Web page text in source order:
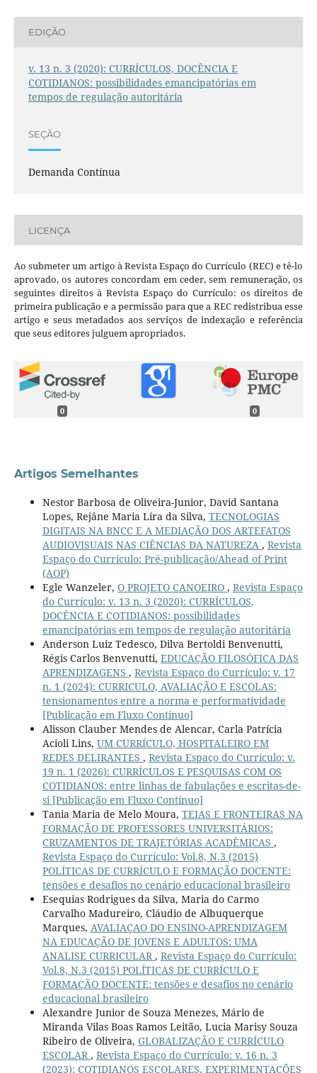
EDIÇÃO
v. 13 n. 3 (2020): CURRÍCULOS, DOCÊNCIA E
COTIDIANOS: possibilidades emancipatórias em
tempos de regulação autoritária
SEÇÃO
Demanda Contínua
LICENÇA
Ao submeter um artigo à Revista Espaço do Currículo (REC) e tê-lo
aprovado, os autores concordam em ceder, sem remuneração, os
seguintes direitos à Revista Espaço do Currículo: os direitos de
primeira publicação e a permissão para que a REC redistribua esse
artigo e seus metadados aos serviços de indexação e referência
que seus editores julguem apropriados.
0 0
Artigos Semelhantes
Nestor Barbosa de Oliveira-Junior, David Santana
Lopes, Rejâne Maria Lira da Silva, TECNOLOGIAS
DIGITAIS NA BNCC E A MEDIAÇÃO DOS ARTEFATOS
AUDIOVISUAIS NAS CIÊNCIAS DA NATUREZA , Revista
Espaço do Currículo: Pré-publicação/Ahead of Print
(AOP)
Egle Wanzeler, O PROJETO CANOEIRO , Revista Espaço
do Currículo: v. 13 n. 3 (2020): CURRÍCULOS,
DOCÊNCIA E COTIDIANOS: possibilidades
emancipatórias em tempos de regulação autoritária
Anderson Luiz Tedesco, Dilva Bertoldi Benvenutti,
Régis Carlos Benvenutti, EDUCAÇÃO FILOSÓFICA DAS
APRENDIZAGENS , Revista Espaço do Currículo: v. 17
n. 1 (2024): CURRICULO, AVALIAÇÃO E ESCOLAS:
tensionamentos entre a norma e performatividade
[Publicação em Fluxo Contínuo]
Alisson Clauber Mendes de Alencar, Carla Patrícia
Acioli Lins, UM CURRÍCULO, HOSPITALEIRO EM
REDES DELIRANTES , Revista Espaço do Currículo: v.
19 n. 1 (2026): CURRÍCULOS E PESQUISAS COM OS
COTIDIANOS: entre linhas de fabulações e escritas-de-
si [Publicação em Fluxo Contínuo]
Tania Maria de Melo Moura, TEIAS E FRONTEIRAS NA
FORMAÇÃO DE PROFESSORES UNIVERSITÁRIOS:
CRUZAMENTOS DE TRAJETÓRIAS ACADÊMICAS ,
Revista Espaço do Currículo: Vol.8, N.3 (2015)
POLÍTICAS DE CURRÍCULO E FORMAÇÃO DOCENTE:
tensões e desafios no cenário educacional brasileiro
Esequias Rodrigues da Silva, Maria do Carmo
Carvalho Madureiro, Cláudio de Albuquerque
Marques, AVALIAÇAO DO ENSINO-APRENDIZAGEM
NA EDUCAÇÃO DE JOVENS E ADULTOS: UMA
ANALISE CURRICULAR, Revista Espaço do Currículo:
Vol.8, N.3 (2015) POLÍTICAS DE CURRÍCULO E
FORMAÇÃO DOCENTE: tensões e desafios no cenário
educacional brasileiro
Alexandre Junior de Souza Menezes, Mário de
Miranda Vilas Boas Ramos Leitão, Lucia Marisy Souza
Ribeiro de Oliveira, GLOBALIZAÇÃO E CURRÍCULO
ESCOLAR, Revista Espaço do Currículo: v. 16 n. 3
(2023): COTIDIANOS ESCOLARES, EXPERIMENTAÇÕES